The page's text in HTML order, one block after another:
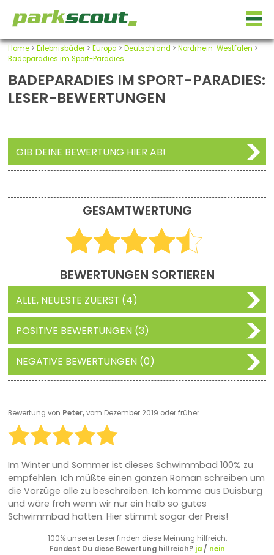
Home> Erlebnisbäder> Europa > Deutschland > Nordrhein-Westfalen >
Badeparadies im Sport-Paradies
BADEPARADIES IM SPORT-PARADIES:
LESER-BEWERTUNGEN
GIB DEINE BEWERTUNG HIER AB!
GESAMTWERTUNG
BEWERTUNGEN SORTIEREN
ALLE, NEUESTE ZUERST (4)
POSITIVE BEWERTUNGEN (3)
NEGATIVE BEWERTUNGEN (0)
Bewertung von Peter,vom Dezember 2019 oder früher
Im Winter und Sommer ist dieses Schwimmbad 100% zu
empfehlen. Ich müßte einen ganzen Roman schreiben um
die Vorzüge alle zu beschreiben. Ich komme aus Duisburg
und wäre froh wenn wir nur ein halb so gutes
Schwimmbad hätten. Hier stimmt sogar der Preis!
100% unserer Leser finden diese Meinung hilfreich.
Fandest Du diese Bewertung hilfreich? ja/ nein